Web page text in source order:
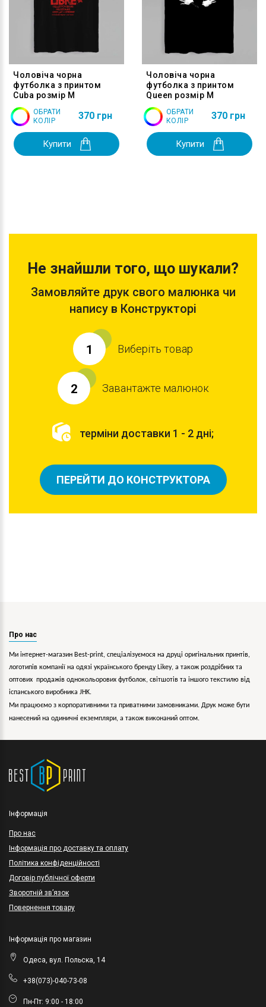
Чоловіча чорна
футболка з принтом
Cuba розмір M
ОБРАТИ
КОЛІР
370 грн
Купити
Чоловіча чорна
футболка з принтом
Queen розмір M
ОБРАТИ
КОЛІР
370 грн
Купити
Не знайшли того, що шукали?
Замовляйте друк свого малюнка чи
напису в Конструкторі
1 Виберіть товар
2 Завантажте малюнок
терміни доставки 1 - 2 дні;
ПЕРЕЙТИ ДО КОНСТРУКТОРА
Про нас
Ми інтернет-магазин Best-print, спеціалізуємося на друці оригінальних принтів,
логотипів компанії на одязі українського бренду Likey, а також роздрібних та
оптових продажів однокольорових футболок, світшотів та іншого текстилю від
іспанського виробника JHK.
Ми працюємо з корпоративними та приватними замовниками. Друк може бути
нанесений на одиничні екземпляри, а також виконаний оптом.
Інформація
Про нас
Інформація про доставку та оплату
Політика конфіденційності
Договір публічної оферти
Зворотній зв’язок
Повернення товару
Інформація про магазин
Одеса, вул. Польска, 14
+38(073)-040-73-08
Пн-Пт: 9:00 - 18:00